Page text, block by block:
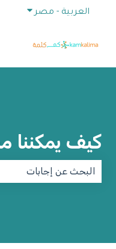
العربية - مصر إظهار
كيف يمكننا